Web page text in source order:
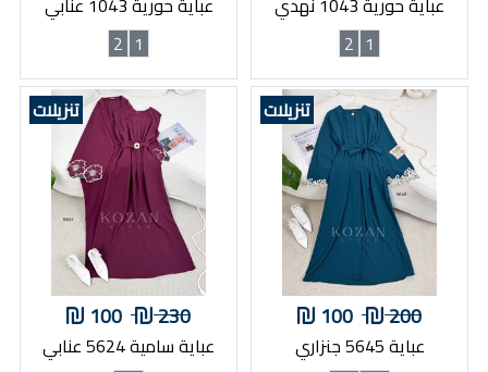
1
2
1
2
تنزيلات
200
100
عباية 5645 جنزاري
تنزيلات
230
100
عباية سامية 5624 عنابي